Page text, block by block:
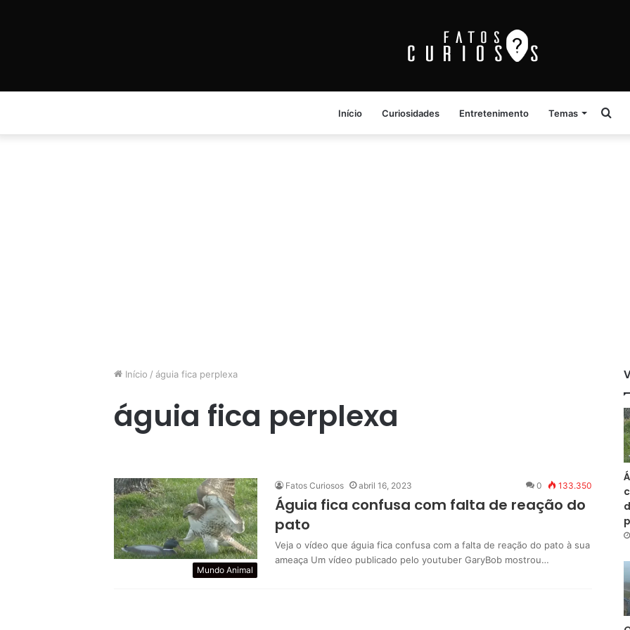
Início Curiosidades Entretenimento Temas
Início / águia fica perplexa
águia fica perplexa
Mundo Animal
Fatos Curiosos abril 16, 2023 0 133.350
Águia fica confusa com falta de reação do
pato
Veja o vídeo que águia fica confusa com a falta de reação do pato à sua
ameaça Um vídeo publicado pelo youtuber GaryBob mostrou…